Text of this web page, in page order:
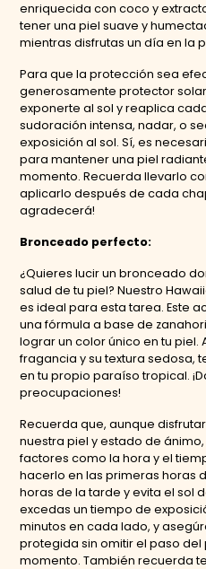
enriquecida con coco y
tener una piel suave y
mientras disfrutas un día en la
Para que la protección sea
generosamente protector
exponerte al sol y reaplica
sudoración intensa, nadar, o
exposición al sol. Sí, es
para mantener una piel
momento. Recuerda llevarlo
aplicarlo después de cada
agradecerá!
Bronceado perfecto:
¿Quieres lucir un bronceado
salud de tu piel? Nuestro
es ideal para esta tarea. Este
una fórmula a base de
lograr un color único en tu piel.
fragancia y su textura sedosa,
en tu propio paraíso tropical.
preocupaciones!
Recuerda que, aunque
nuestra piel y estado de
factores como la hora y el
hacerlo en las primeras horas
horas de la tarde y evita el sol
excedas un tiempo de
minutos en cada lado, y
protegida sin omitir el paso
momento. También recuerda